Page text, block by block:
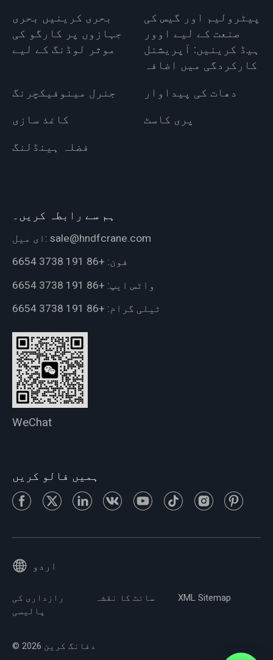
بحری کرینیں بحری
جہازوں پر کارگو کی
موثر لوڈنگ کے لیے
پیٹرولیم اور گیس کی
صنعت کے لیے اوور
ہیڈ کرینیں: آپریشنل
کارکردگی میں اضافہ
جنرل مینوفیکچرنگ
دھات کی پیداوار
کاغذ سازی
پری کاسٹ
فضلہ ہینڈلنگ
ہم سے رابطہ کریں۔
ای میل: sale@hndfcrane.com
فون: +86 191 3738 6654
واٹس ایپ: +86 191 3738 6654
ٹیلی گرام: +86 191 3738 6654
WeChat
ہمیں فالو کریں
اردو
رازداری کی
پالیسی
سائٹ کا نقشہ XML Sitemap
© 2026 دفانگ کرین